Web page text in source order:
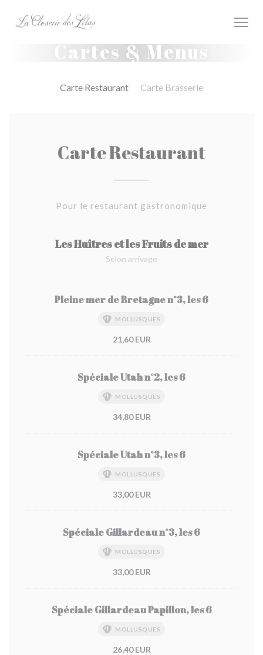
Cartes & Menus
Carte Restaurant Carte Brasserie
Carte Restaurant
Pour le restaurant gastronomique
Les Huîtres et les Fruits de mer
Selon arrivage
Pleine mer de Bretagne n°3, les 6
MOLLUSQUES
21,60 EUR
Spéciale Utah n°2, les 6
MOLLUSQUES
34,80 EUR
Spéciale Utah n°3, les 6
MOLLUSQUES
33,00 EUR
Spéciale Gillardeau n°3, les 6
MOLLUSQUES
33,00 EUR
Spéciale Gillardeau Papillon, les 6
MOLLUSQUES
26,40 EUR